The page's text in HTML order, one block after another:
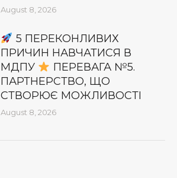
August 8, 2026
5 ПЕРЕКОНЛИВИХ
ПРИЧИН НАВЧАТИСЯ В
МДПУ
ПЕРЕВАГА №5.
ПАРТНЕРСТВО, ЩО
СТВОРЮЄ МОЖЛИВОСТІ
August 8, 2026